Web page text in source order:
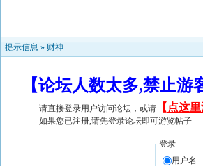
提示信息 » 财神
【论坛人数太多,禁止
请直接登录用户访问论坛，或请 【 点这
如果您已注册,请先登录论坛即可游览帖子
登录
用户名